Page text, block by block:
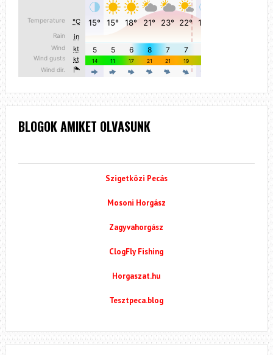
BLOGOK AMIKET OLVASUNK
Szigetközi Pecás
Mosoni Horgász
Zagyvahorgász
ClogFly Fishing
Horgaszat.hu
Tesztpeca.blog